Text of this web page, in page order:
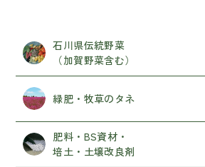
私たちについて
特集一覧
お知らせ・コラム
石川県伝統野菜
（加賀野菜含む）
緑肥・牧草のタネ
肥料・BS資材・
培土・土壌改良剤